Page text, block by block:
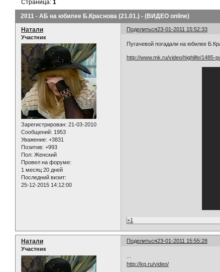
2011 - АБ на юбилее Б.Краснова (21.01.) - (ВИДЕО online)
Страница:1
Поделиться23-01-2011 15:52:33
Натали
Участник
Зарегистрирован: 21-03-2010
Сообщений: 1953
Уважение: +3831
Позитив: +993
Пол: Женский
Провел на форуме:
1 месяц 20 дней
Последний визит:
25-12-2015 14:12:00
Пугачевой погадали на юбилее
http://www.mk.ru/video/highlife/1485-
+1
Поделиться23-01-2011 15:55:28
Натали
Участник
http://kp.ru/video/